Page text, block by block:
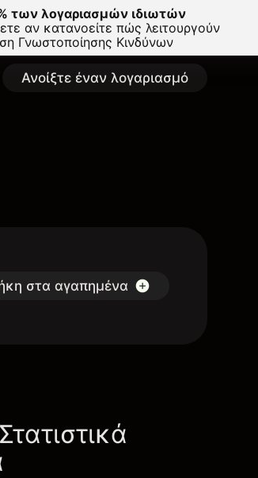
των λογαριασμών ιδιωτών
αν κατανοείτε πώς λειτουργούν
Γνωστοποίησης Κινδύνων
Ανοίξτε έναν λογαριασμό
στα αγαπημένα